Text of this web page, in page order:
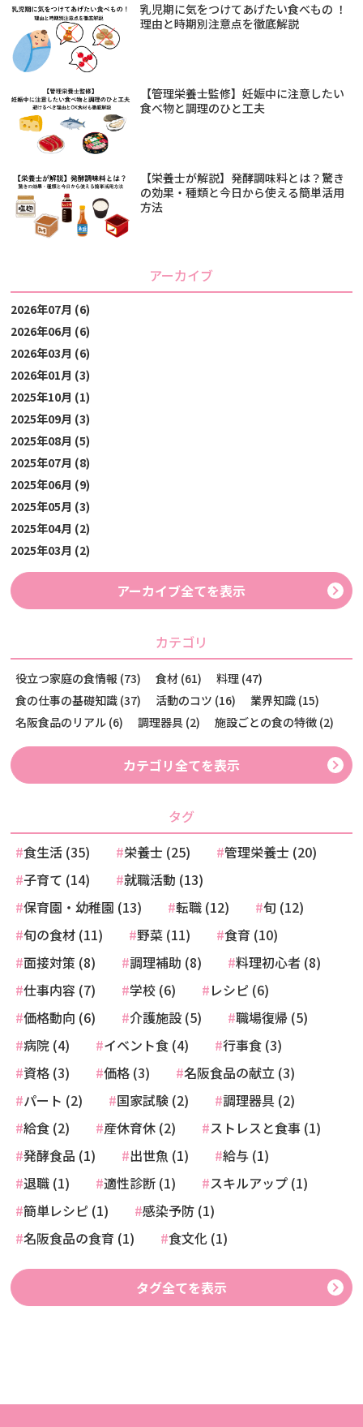
乳児期に気をつけてあげたい食べもの ！
理由と時期別注意点を徹底解説
【管理栄養士監修】妊娠中に注意したい
食べ物と調理のひと工夫
【栄養士が解説】発酵調味料とは？驚き
の効果・種類と今日から使える簡単活用
方法
アーカイブ
2026年07月 (6)
2026年06月 (6)
2026年03月 (6)
2026年01月 (3)
2025年10月 (1)
2025年09月 (3)
2025年08月 (5)
2025年07月 (8)
2025年06月 (9)
2025年05月 (3)
2025年04月 (2)
2025年03月 (2)
アーカイブ全てを表示
カテゴリ
役立つ家庭の食情報 (73) 食材 (61)
料理 (47)
食の仕事の基礎知識 (37)
活動のコツ (16)
業界知識 (15)
名阪食品のリアル (6)
調理器具 (2) 施設ごとの食の特徴 (2)
カテゴリ全てを表示
タグ
食生活 (35)
栄養士 (25)
管理栄養士 (20)
子育て (14)
就職活動 (13)
保育園・幼稚園 (13)
転職 (12)
旬 (12)
旬の食材 (11)
野菜 (11)
食育 (10)
面接対策 (8)
調理補助 (8)
料理初心者 (8)
仕事内容 (7)
学校 (6)
レシピ (6)
価格動向 (6)
介護施設 (5)
職場復帰 (5)
病院 (4)
イベント食 (4)
行事食 (3)
資格 (3)
価格 (3)
名阪食品の献立 (3)
パート (2)
国家試験 (2)
調理器具 (2)
給食 (2)
産休育休 (2)
ストレスと食事 (1)
発酵食品 (1)
出世魚 (1)
給与 (1)
退職 (1)
適性診断 (1)
スキルアップ (1)
簡単レシピ (1)
感染予防 (1)
名阪食品の食育 (1)
食文化 (1)
タグ全てを表示